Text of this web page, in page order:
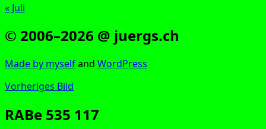
« Juli
© 2006–2026 @ juergs.ch
Made by mys­elfand Word­Press
Vorheriges Bild
RABe 535 117